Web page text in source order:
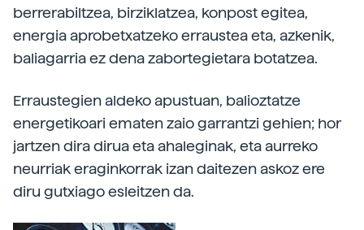
berrerabiltzea, birziklatzea, konpost egitea,
energia aprobetxatzeko erraustea eta, azkenik,
baliagarria ez dena zabortegietara botatzea.
Erraustegien aldeko apustuan, balioztatze
energetikoari ematen zaio garrantzi gehien; hor
jartzen dira dirua eta ahaleginak, eta aurreko
neurriak eraginkorrak izan daitezen askoz ere
diru gutxiago esleitzen da.